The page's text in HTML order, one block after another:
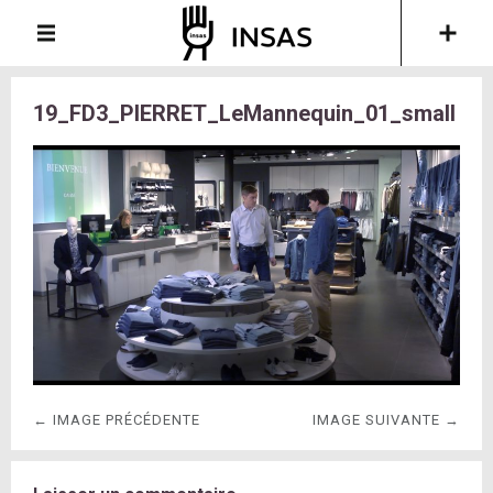
19_FD3_PIERRET_LeMannequin_01_small
← IMAGE PRÉCÉDENTE IMAGE SUIVANTE →